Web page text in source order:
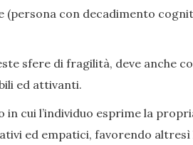
con decadimento
sfere di fragilità, deve anche
ed attivanti.
in cui l’individuo esprime la
ed empatici, favorendo